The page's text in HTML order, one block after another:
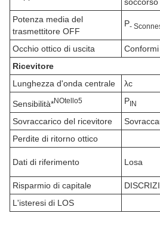
Potenza media del
trasmettitore OFF
P-
Occhio ottico di uscita
Ricevitore
Lunghezza d'onda centrale
λc
Sensibilità*NOtello5 PIN
Sovraccarico del ricevitore
Perdite di ritorno ottico
Dati di riferimento Losa
Risparmio di capitale
L'isteresi di LOS